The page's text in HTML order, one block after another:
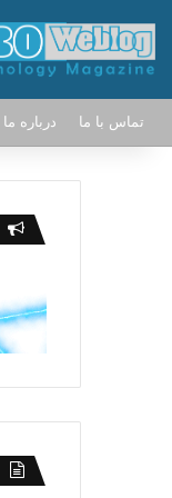
تماس با ما درباره ما